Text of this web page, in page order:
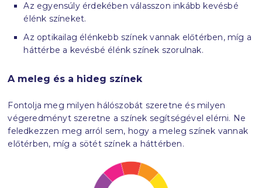
Az egyensúly érdekében válasszon inkább kevésbé
élénk színeket.
Az optikailag élénkebb színek vannak előtérben, míg a
háttérbe a kevésbé élénk színek szorulnak.
A meleg és a hideg színek
Fontolja meg milyen hálószobát szeretne és milyen
végeredményt szeretne a színek segítségével elérni. Ne
feledkezzen meg arról sem, hogy a meleg színek vannak
előtérben, míg a sötét színek a háttérben.